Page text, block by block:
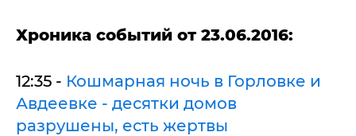
Хроника событий от 23.06.2016:
12:35 - Кошмарная ночь в Горловке и
Авдеевке - десятки домов
разрушены, есть жертвы